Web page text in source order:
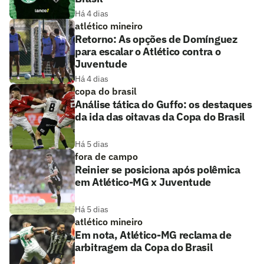
Há 4 dias
atlético mineiro
Retorno: As opções de Domínguez
para escalar o Atlético contra o
Juventude
Há 4 dias
copa do brasil
Análise tática do Guffo: os destaques
da ida das oitavas da Copa do Brasil
Há 5 dias
fora de campo
Reinier se posiciona após polêmica
em Atlético-MG x Juventude
Há 5 dias
atlético mineiro
Em nota, Atlético-MG reclama de
arbitragem da Copa do Brasil